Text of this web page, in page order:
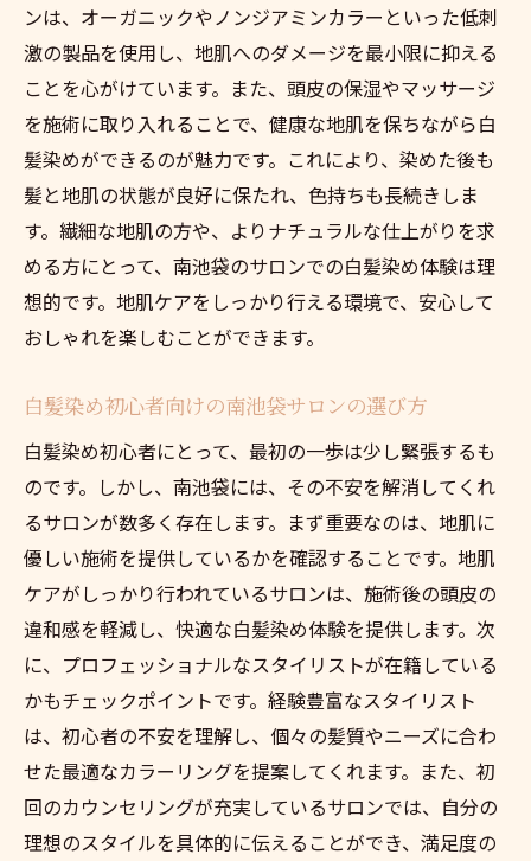
ンは、オーガニックやノンジアミンカラーといった低刺
激の製品を使用し、地肌へのダメージを最小限に抑える
ことを心がけています。また、頭皮の保湿やマッサージ
を施術に取り入れることで、健康な地肌を保ちながら白
髪染めができるのが魅力です。これにより、染めた後も
髪と地肌の状態が良好に保たれ、色持ちも長続きしま
す。繊細な地肌の方や、よりナチュラルな仕上がりを求
める方にとって、南池袋のサロンでの白髪染め体験は理
想的です。地肌ケアをしっかり行える環境で、安心して
おしゃれを楽しむことができます。
白髪染め初心者向けの南池袋サロンの選び方
白髪染め初心者にとって、最初の一歩は少し緊張するも
のです。しかし、南池袋には、その不安を解消してくれ
るサロンが数多く存在します。まず重要なのは、地肌に
優しい施術を提供しているかを確認することです。地肌
ケアがしっかり行われているサロンは、施術後の頭皮の
違和感を軽減し、快適な白髪染め体験を提供します。次
に、プロフェッショナルなスタイリストが在籍している
かもチェックポイントです。経験豊富なスタイリスト
は、初心者の不安を理解し、個々の髪質やニーズに合わ
せた最適なカラーリングを提案してくれます。また、初
回のカウンセリングが充実しているサロンでは、自分の
理想のスタイルを具体的に伝えることができ、満足度の